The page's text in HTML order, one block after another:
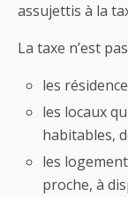
assujettis à la
La taxe n’est
les
les locaux
habitables,
les
proche, à